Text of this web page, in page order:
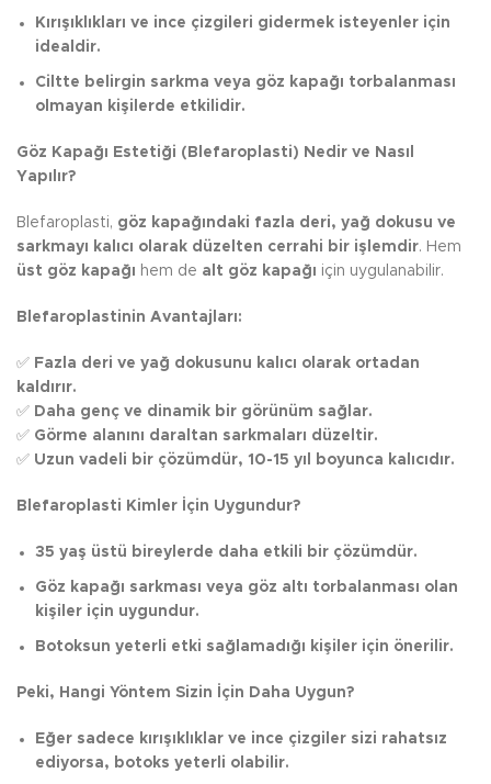
Kırışıklıkları ve ince çizgileri gidermek isteyenler için
idealdir.
Ciltte belirgin sarkma veya göz kapağı torbalanması
olmayan kişilerde etkilidir.
Göz Kapağı Estetiği (Blefaroplasti) Nedir ve Nasıl
Yapılır?
Blefaroplasti, göz kapağındaki fazla deri, yağ dokusu ve
sarkmayı kalıcı olarak düzelten cerrahi bir işlemdir. Hem
üst göz kapağı hem de alt göz kapağı için uygulanabilir.
Blefaroplastinin Avantajları:
✅ Fazla deri ve yağ dokusunu kalıcı olarak ortadan
kaldırır.
✅ Daha genç ve dinamik bir görünüm sağlar.
✅ Görme alanını daraltan sarkmaları düzeltir.
✅ Uzun vadeli bir çözümdür, 10-15 yıl boyunca kalıcıdır.
Blefaroplasti Kimler İçin Uygundur?
35 yaş üstü bireylerde daha etkili bir çözümdür.
Göz kapağı sarkması veya göz altı torbalanması olan
kişiler için uygundur.
Botoksun yeterli etki sağlamadığı kişiler için önerilir.
Peki, Hangi Yöntem Sizin İçin Daha Uygun?
Eğer sadece kırışıklıklar ve ince çizgiler sizi rahatsız
ediyorsa, botoks yeterli olabilir.